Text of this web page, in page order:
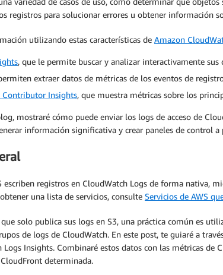
registros para solucionar errores u obtener información
utilizando estas características de Amazon
, que le permite buscar y analizar interactivamente sus
extraer datos de métricas de los eventos de
Contributor Insights, que muestra métricas sobre los
mostraré cómo puede enviar los logs de acceso de
información significativa y crear paneles de control
escriben registros en CloudWatch Logs de forma nativa,
una lista de servicios, consulte Servicios de AWS
solo publica sus logs en S3, una práctica común es
de logs de CloudWatch. En este post, te guiaré a
Logs Insights. Combinaré estos datos con las métricas
determinada.